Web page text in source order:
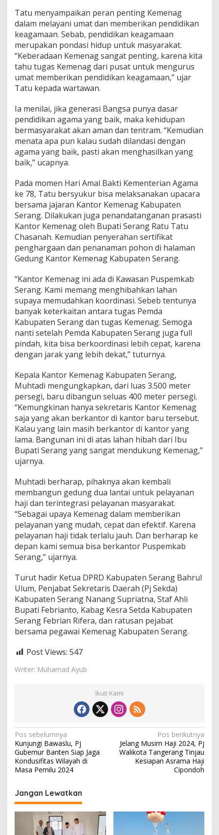
a
n
g
R
e
m
i
k
a
K
a
n
t
o
r
K
m
e
n
t
r
i
n
A
g
m
a
Tatu menyampaikan peran penting Kemenag
dalam melayani umat dan memberikan pendidikan
keagamaan. Sebab, pendidikan keagamaan
merupakan pondasi hidup untuk masyarakat.
“Keberadaan Kemenag sangat penting, karena kita
tahu tugas Kemenag dari pusat untuk mengurus
umat memberikan pendidikan keagamaan,” ujar
Tatu kepada wartawan.
Ia menilai, jika generasi Bangsa punya dasar
pendidikan agama yang baik, maka kehidupan
bermasyarakat akan aman dan tentram. “Kemudian
menata apa pun kalau sudah dilandasi dengan
agama yang baik, pasti akan menghasilkan yang
baik,” ucapnya.
Pada momen Hari Amal Bakti Kementerian Agama
ke 78, Tatu bersyukur bisa melaksanakan upacara
bersama jajaran Kantor Kemenag Kabupaten
Serang. Dilakukan juga penandatanganan prasasti
Kantor Kemenag oleh Bupati Serang Ratu Tatu
Chasanah. Kemudian penyerahan sertifikat
penghargaan dan penanaman pohon di halaman
Gedung Kantor Kemenag Kabupaten Serang.
“Kantor Kemenag ini ada di Kawasan Puspemkab
Serang. Kami memang menghibahkan lahan
supaya memudahkan koordinasi. Sebeb tentunya
banyak keterkaitan antara tugas Pemda
Kabupaten Serang dan tugas Kemenag. Semoga
nanti setelah Pemda Kabupaten Serang juga full
pindah, kita bisa berkoordinasi lebih cepat, karena
dengan jarak yang lebih dekat,” tuturnya.
Kepala Kantor Kemenag Kabupaten Serang,
Muhtadi mengungkapkan, dari luas 3.500 meter
persegi, baru dibangun seluas 400 meter persegi.
“Kemungkinan hanya sekretaris Kantor Kemenag
saja yang akan berkantor di kantor baru tersebut.
Kalau yang lain masih berkantor di kantor yang
lama. Bangunan ini di atas lahan hibah dari Ibu
Bupati Serang yang sangat mendukung Kemenag,”
ujarnya.
Muhtadi berharap, pihaknya akan kembali
membangun gedung dua lantai untuk pelayanan
haji dan terintegrasi pelayanan masyarakat.
“Sebagai upaya Kemenag dalam memberikan
pelayanan yang mudah, cepat dan efektif. Karena
pelayanan haji tidak terlalu jauh. Dan berharap ke
depan kami semua bisa berkantor Puspemkab
Serang,” ujarnya.
Turut hadir Ketua DPRD Kabupaten Serang Bahrul
Ulum, Penjabat Sekretaris Daerah (Pj Sekda)
Kabupaten Serang Nanang Supriatna, Staf Ahli
Bupati Febrianto, Kabag Kesra Setda Kabupaten
Serang Febrian Rifera, dan ratusan pejabat
bersama pegawai Kemenag Kabupaten Serang.
Post Views: 547
Writer: Muhamad Ayub
Ikuti Kami
N
a
v
i
g
a
Pos sebelumnya
Kunjungi Bawaslu, Pj
Gubernur Banten Siap Jaga
Kondusifitas Wilayah di
Masa Pemilu 2024
Pos berikutnya
Jelang Musim Haji 2024, Pj
Walikota Tangerang Tinjau
Kesiapan Asrama Haji
Cipondoh
Jangan Lewatkan